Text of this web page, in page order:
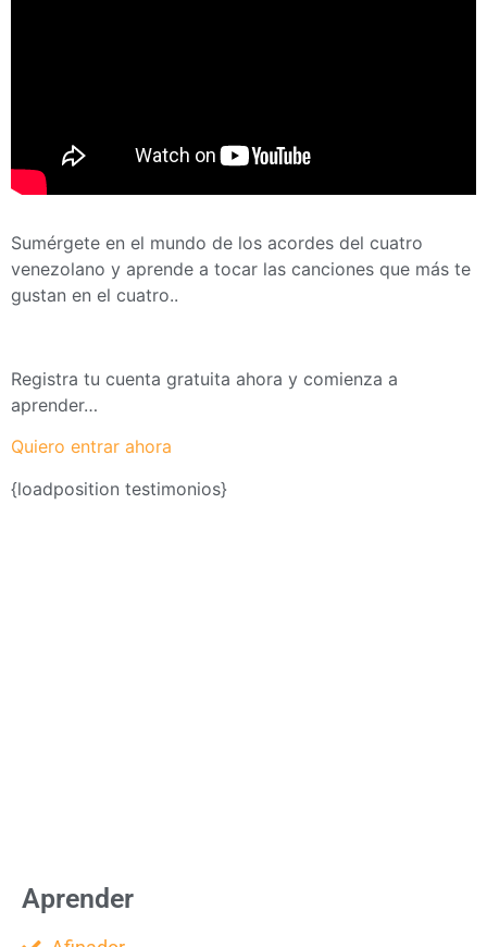
Sumérgete en el mundo de los acordes del cuatro
venezolano y aprende a tocar las canciones que más te
gustan en el cuatro..
Registra tu cuenta gratuita ahora y comienza a
aprender…
Quiero entrar ahora
{loadposition testimonios}
Aprender